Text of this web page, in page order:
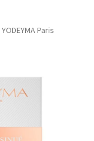
YODEYMA Paris